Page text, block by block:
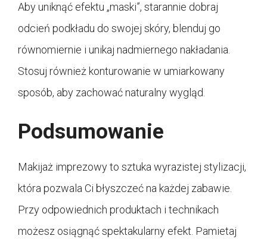
Aby uniknąć efektu „maski”, starannie dobraj
odcień podkładu do swojej skóry, blenduj go
równomiernie i unikaj nadmiernego nakładania.
Stosuj również konturowanie w umiarkowany
sposób, aby zachować naturalny wygląd.
Podsumowanie
Makijaż imprezowy to sztuka wyrazistej stylizacji,
która pozwala Ci błyszczeć na każdej zabawie.
Przy odpowiednich produktach i technikach
możesz osiągnąć spektakularny efekt. Pamietaj